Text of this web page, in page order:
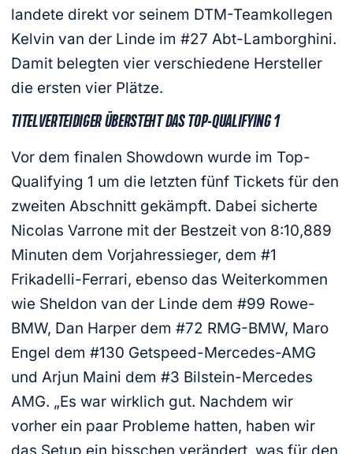
landete direkt vor seinem DTM-Teamkollegen
Kelvin van der Linde im #27 Abt-Lamborghini.
Damit belegten vier verschiedene Hersteller
die ersten vier Plätze.
TITELVERTEIDIGER ÜBERSTEHT DAS TOP-QUALIFYING 1
Vor dem finalen Showdown wurde im Top-
Qualifying 1 um die letzten fünf Tickets für den
zweiten Abschnitt gekämpft. Dabei sicherte
Nicolas Varrone mit der Bestzeit von 8:10,889
Minuten dem Vorjahressieger, dem #1
Frikadelli-Ferrari, ebenso das Weiterkommen
wie Sheldon van der Linde dem #99 Rowe-
BMW, Dan Harper dem #72 RMG-BMW, Maro
Engel dem #130 Getspeed-Mercedes-AMG
und Arjun Maini dem #3 Bilstein-Mercedes
AMG. „Es war wirklich gut. Nachdem wir
vorher ein paar Probleme hatten, haben wir